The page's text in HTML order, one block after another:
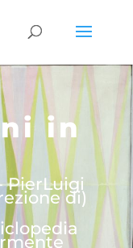
in
PierLuigi
di)